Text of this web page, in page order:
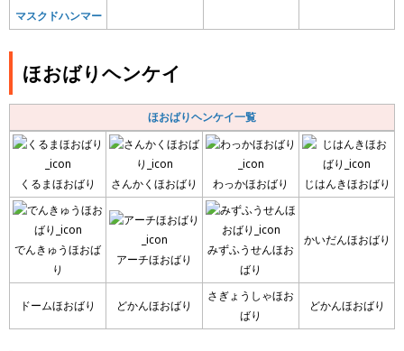
マスクドハンマー
ほおばりヘンケイ
ほおばりヘンケイ一覧
くるまほおばり さんかくほおばり わっかほおばり じはんきほおばり
でんきゅうほおば
り
アーチほおばり
みずふうせんほお
ばり
かいだんほおばり
ドームほおばり どかんほおばり
さぎょうしゃほお
ばり
どかんほおばり